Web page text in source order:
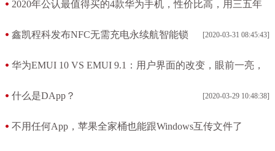
[2020-04-03 11:01:31]
2020年公认最值得买的4款华为手机，性价比高，用三五年
[2020-04-03 08:46:04]
鑫凯程科发布NFC无需充电永续航智能锁 [2020-03-31 08:45:43]
华为EMUI 10 VS EMUI 9.1：用户界面的改变，眼前一亮，
[2020-03-29 11:17:17]
什么是DApp？ [2020-03-29 10:48:38]
不用任何App，苹果全家桶也能跟Windows互传文件了